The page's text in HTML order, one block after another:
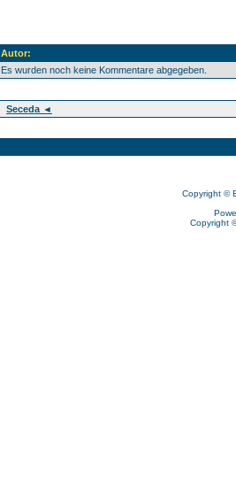
Autor:
Es wurden noch keine Kommentare abgegeben.
Seceda ◄
Copyright ©
Copyright